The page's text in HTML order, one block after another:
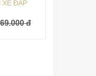
XE ĐẠP
đ